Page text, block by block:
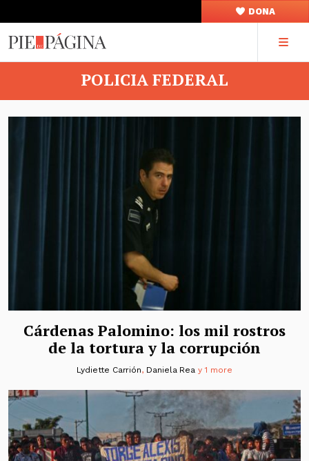
DONA
POLICIA FEDERAL
Cárdenas Palomino: los mil rostros
de la tortura y la corrupción
Lydiette Carrión, Daniela Rea y 1 more